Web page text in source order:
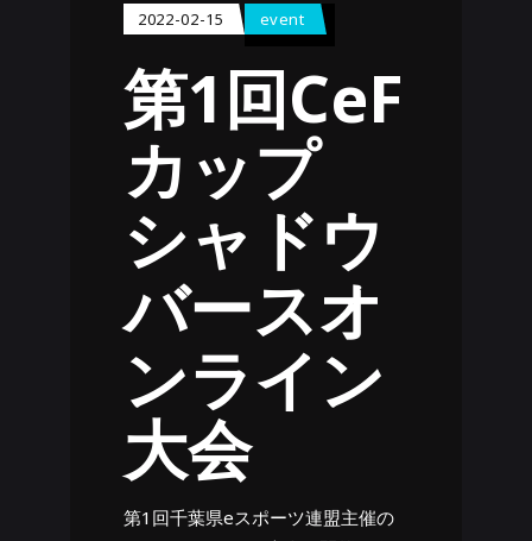
2022-02-15 event
第1回CeF
カップ
シャドウ
バースオ
ンライン
大会
第1回千葉県eスポーツ連盟主催の